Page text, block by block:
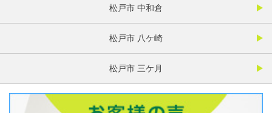
松戸市 中和倉
松戸市 八ケ崎
松戸市 三ケ月